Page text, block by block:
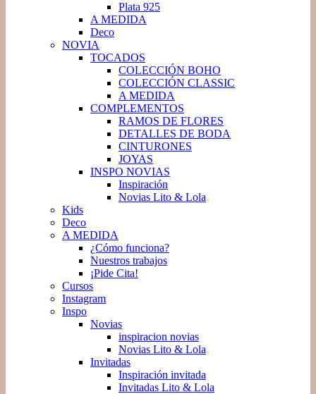
Plata 925
A MEDIDA
Deco
NOVIA
TOCADOS
COLECCIÓN BOHO
COLECCIÓN CLASSIC
A MEDIDA
COMPLEMENTOS
RAMOS DE FLORES
DETALLES DE BODA
CINTURONES
JOYAS
INSPO NOVIAS
Inspiración
Novias Lito & Lola
Kids
Deco
A MEDIDA
¿Cómo funciona?
Nuestros trabajos
¡Pide Cita!
Cursos
Instagram
Inspo
Novias
inspiracion novias
Novias Lito & Lola
Invitadas
Inspiración invitada
Invitadas Lito & Lola